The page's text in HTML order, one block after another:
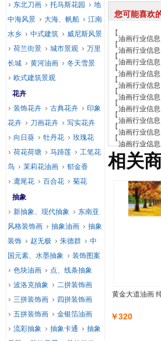
您可能喜欢
【油画行业信息
【油画行业信息
【油画行业信息
【油画行业信息
【油画行业信息
【油画行业信息
【油画行业信息
【油画行业信息
【油画行业信息
【油画行业信息
相关
黄金大道油画
￥320
东北刀画
托马斯花园
地
中海风景
大海、帆船
江南
水乡
中式建筑
威尼斯风景
荷兰街景
城市景观
万里
长城
黄河油画
冬天雪景
欧式建筑景观
花卉
装饰花卉
古典花卉
印象
花卉
刀画花卉
写实花卉
向日葵
牡丹花
玫瑰花
荷花荷塘
马蹄莲
工笔花
鸟
茉莉花油画
郁金香
鸢尾花
百合花
菊花
抽象
新抽象、现代抽象
东南亚
风格装饰画
抽象油画
抽象
装饰
赵无极 朱德群
中
国元素、水墨抽象
装饰图案
色块油画
点、线条抽象
波洛克抽象
二拼装饰画
三拼装饰画
四拼装饰画
五拼装饰画
金银箔油画
流彩抽象
抽象卡通
抽象